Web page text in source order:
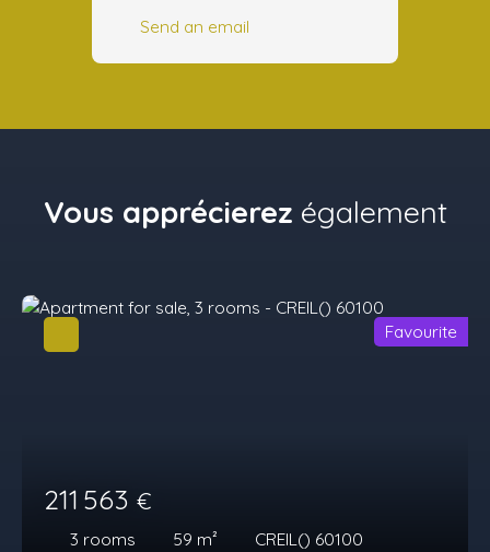
Send an email
Vous apprécierez également
211 563 €
3 rooms 59 m² CREIL() 60100
Favourite